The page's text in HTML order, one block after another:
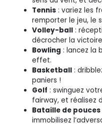
Tennis : variez les
remporter le jeu, le
Volley-ball :
décrocher la
Bowling : lancez la
effet.
Basketball :
paniers !
Golf : swinguez
fairway, et réalisez
Bataille de pouces
immobilisez